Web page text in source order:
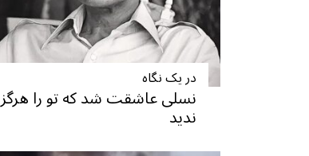
در یک نگاه
نسلی عاشقت شد که تو را هرگز
ندید